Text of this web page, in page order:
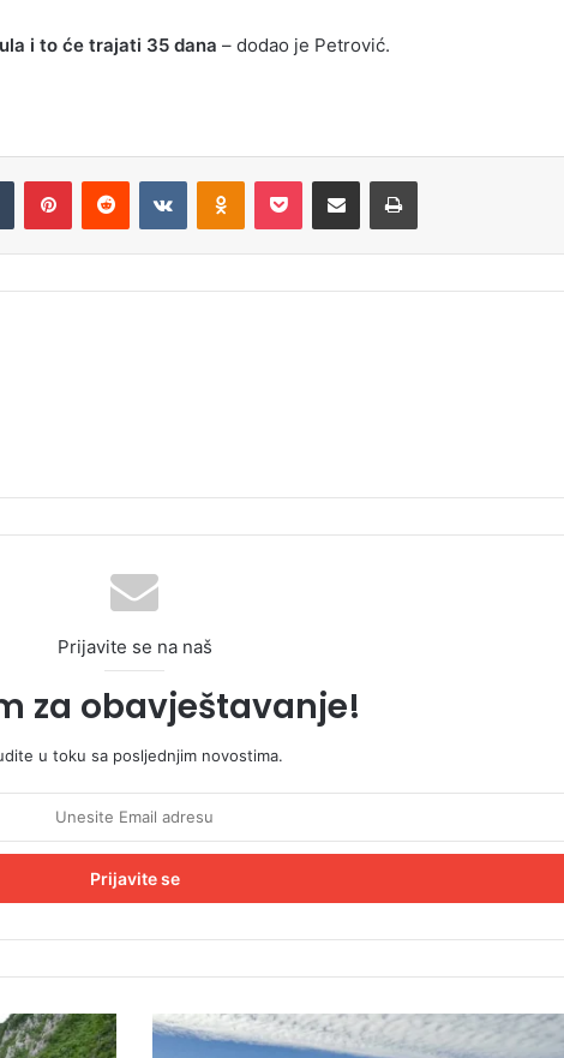
i to će trajati 35 dana – dodao je Petrović.
Prijavite se na naš
za obavještavanje!
u toku sa posljednjim novostima.
"